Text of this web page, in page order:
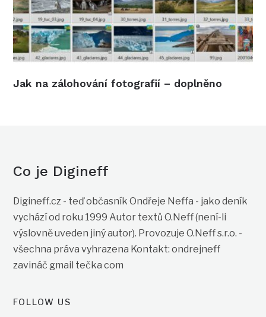
Jak na zálohování fotografií – doplněno
Co je Digineff
Digineff.cz - teď občasník Ondřeje Neffa - jako deník
vychází od roku 1999 Autor textů O.Neff (není-li
výslovně uveden jiný autor). Provozuje O.Neff s.r.o. -
všechna práva vyhrazena Kontakt: ondrejneff
zavináč gmail tečka com
FOLLOW US